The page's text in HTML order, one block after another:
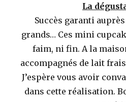
La
Succès garanti
grands… Ces mini
faim, ni fin. A la
accompagnés de lait
J’espère vous avoir
dans cette réalisation.